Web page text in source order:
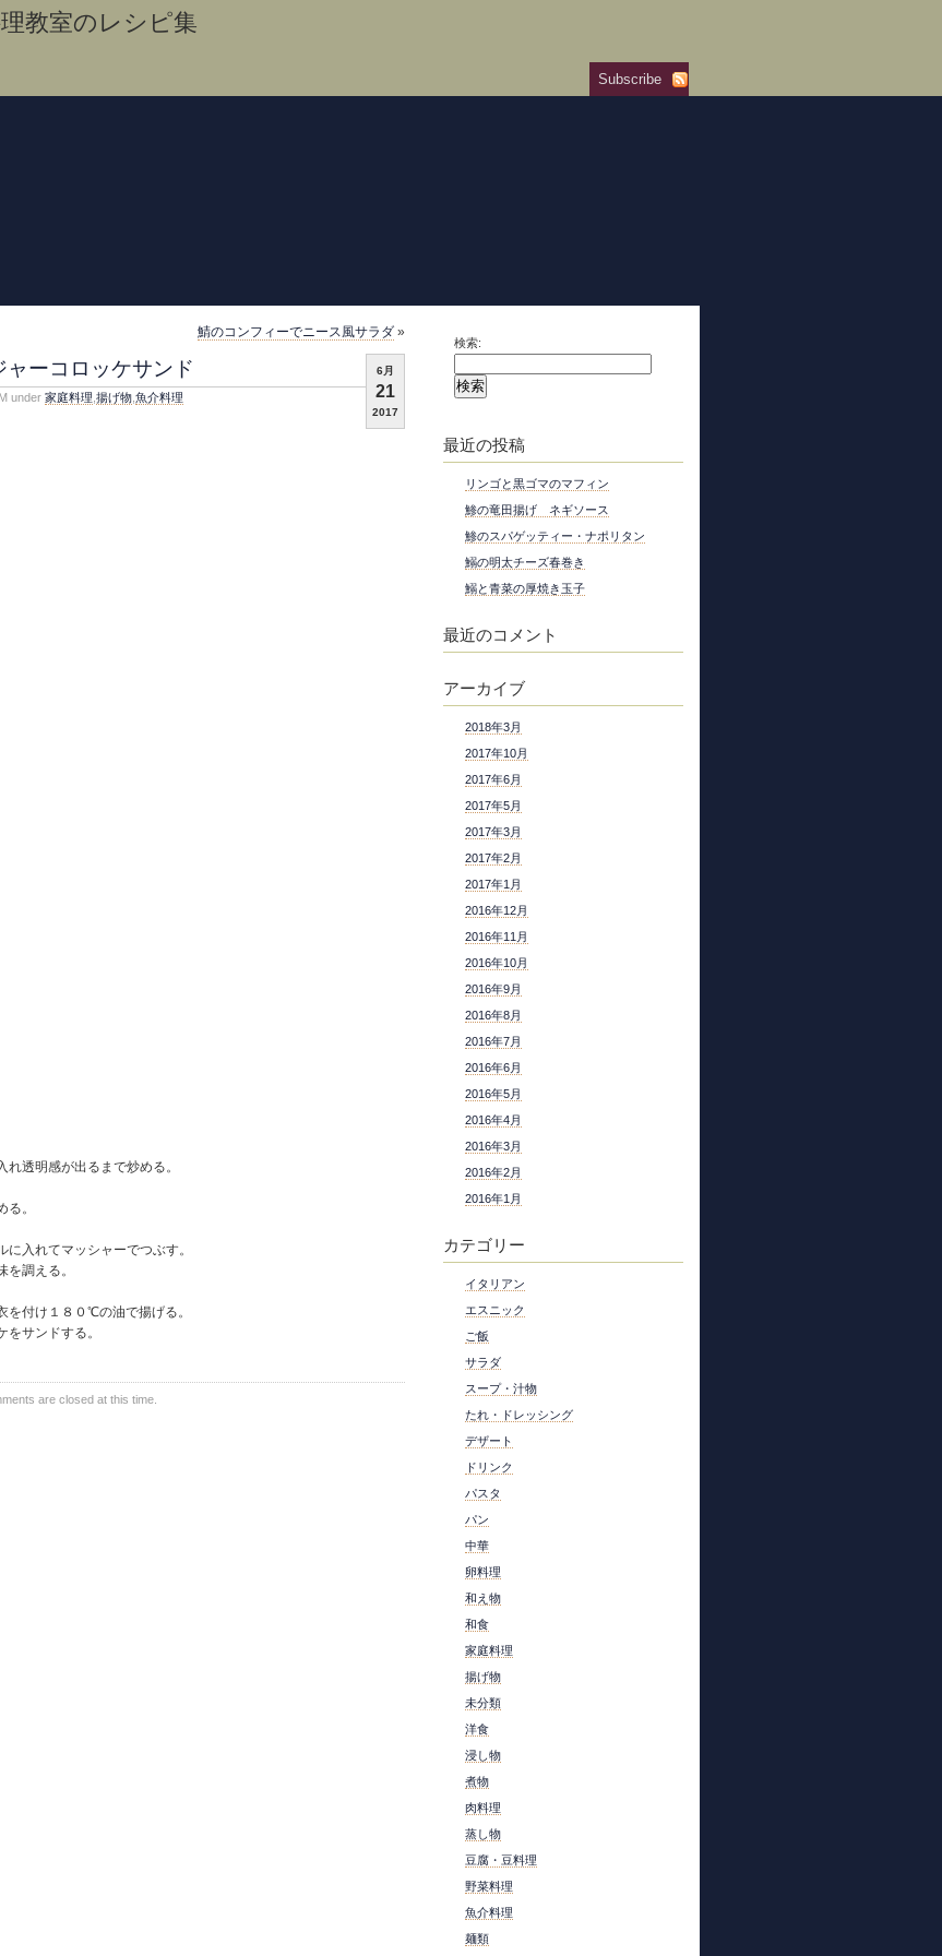
教室のレシピ集
Subscribe
鯖のコンフィーでニース風サラダ »
6月
21
2017
ーコロッケサンド
under 家庭料理 揚げ物 魚介料理
透明感が出るまで炒める。
。
入れてマッシャーでつぶす。
調える。
を付け１８０℃の油で揚げる。
サンドする。
are closed at this time.
検索:
最近の投稿
リンゴと黒ゴマのマフィン
鯵の竜田揚げ ネギソース
鯵のスパゲッティー・ナポリタン
鰯の明太チーズ春巻き
鰯と青菜の厚焼き玉子
最近のコメント
アーカイブ
2018年3月
2017年10月
2017年6月
2017年5月
2017年3月
2017年2月
2017年1月
2016年12月
2016年11月
2016年10月
2016年9月
2016年8月
2016年7月
2016年6月
2016年5月
2016年4月
2016年3月
2016年2月
2016年1月
カテゴリー
イタリアン
エスニック
ご飯
サラダ
スープ・汁物
たれ・ドレッシング
デザート
ドリンク
パスタ
パン
中華
卵料理
和え物
和食
家庭料理
揚げ物
未分類
洋食
浸し物
煮物
肉料理
蒸し物
豆腐・豆料理
野菜料理
魚介料理
麺類